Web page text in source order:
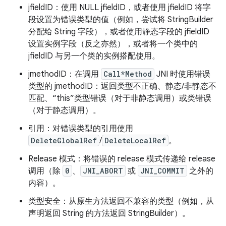
jfieldID：使用 NULL jfieldID，或者使用 jfieldID 将字
段设置为错误类型的值（例如，尝试将 StringBuilder
分配给 String 字段），或者使用静态字段的 jfieldID
设置实例字段（反之亦然），或者将一个类中的
jfieldID 与另一个类的实例搭配使用。
jmethodID：在调用 Call*Method JNI 时使用错误
类型的 jmethodID：返回类型不正确、静态/非静态不
匹配、“this”类型错误（对于非静态调用）或类错误
（对于静态调用）。
引用：对错误类型的引用使用
DeleteGlobalRef / DeleteLocalRef 。
Release 模式：将错误的 release 模式传递给 release
调用（除 0 、 JNI_ABORT 或 JNI_COMMIT 之外的
内容）。
类型安全：从原生方法返回不兼容的类型（例如，从
声明返回 String 的方法返回 StringBuilder）。